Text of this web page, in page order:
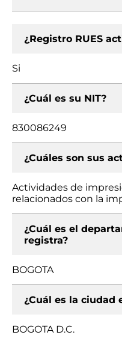
¿Registro RUES
Si
¿Cuál es su NIT?
830086249
¿Cuáles son sus
Actividades de
relacionados con la
¿Cuál es el
registra?
BOGOTA
¿Cuál es la ciudad
BOGOTA D.C.